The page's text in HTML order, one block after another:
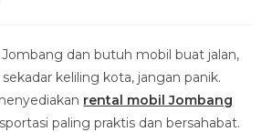
Jombang dan butuh mobil buat jalan,
keliling kota, jangan panik.
rental mobil Jombang
paling praktis dan bersahabat.